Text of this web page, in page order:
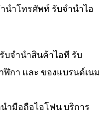
นำโทรศัพท์ รับจำนำไอ
บจำนำสินค้าไอที รับ
กา และ ของแบรนด์เนม
ำมือถือไอโฟน บริการ